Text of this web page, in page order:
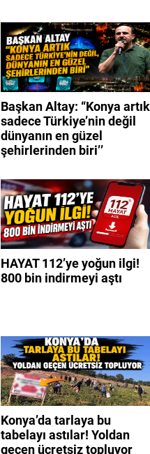
Başkan Altay: “Konya artık
sadece Türkiye’nin değil
dünyanın en güzel
şehirlerinden biri’’
HAYAT 112’ye yoğun ilgi!
800 bin indirmeyi aştı
Konya’da tarlaya bu
tabelayı astılar! Yoldan
geçen ücretsiz topluyor